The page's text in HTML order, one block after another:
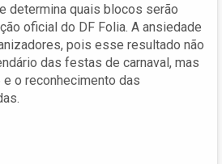
determina quais blocos serão
oficial do DF Folia. A ansiedade
pois esse resultado não
das festas de carnaval, mas
o reconhecimento das